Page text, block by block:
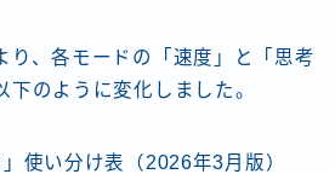
り、各モードの「速度」と「思考
下のように変化しました。
使い分け表（2026年3月版）